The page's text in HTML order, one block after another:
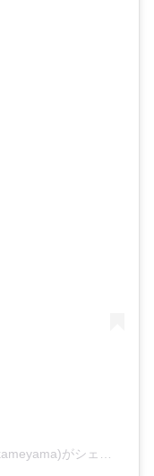
がシェアした投稿